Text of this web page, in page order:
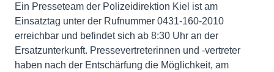
Ein Presseteam der Polizeidirektion Kiel ist am
Einsatztag unter der Rufnummer 0431-160-2010
erreichbar und befindet sich ab 8:30 Uhr an der
Ersatzunterkunft. Pressevertreterinnen und -vertreter
haben nach der Entschärfung die Möglichkeit, am